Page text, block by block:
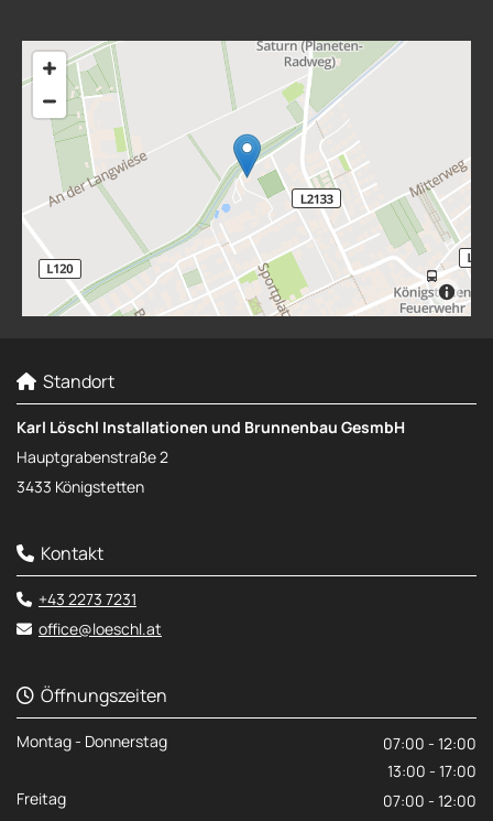
 Standort
Karl Löschl Installationen und Brunnenbau GesmbH
Hauptgrabenstraße 2
3433 Königstetten
 Kontakt
 +43 2273 7231
 office@loeschl.at
 Öffnungszeiten
Montag - Donnerstag
07:00 - 12:00
13:00 - 17:00
Freitag
07:00 - 12:00